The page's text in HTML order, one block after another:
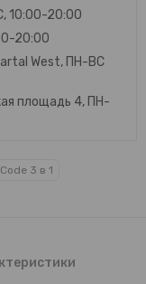
10:00-20:00
20:00
West, ПН-ВС
площадь 4, ПН-
3 в 1